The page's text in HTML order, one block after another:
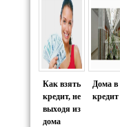
Как взять
кредит, не
выходя из
дома
Дома в
кредит